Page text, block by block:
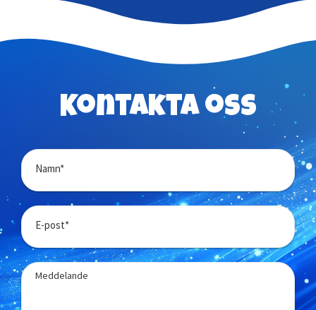
Kontakta oss
Namn*
E-post*
Meddelande